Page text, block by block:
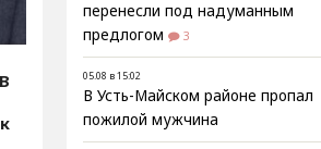
перенесли под надуманным
предлогом
3
05.08 в 15:02
В Усть-Майском районе пропал
пожилой мужчина